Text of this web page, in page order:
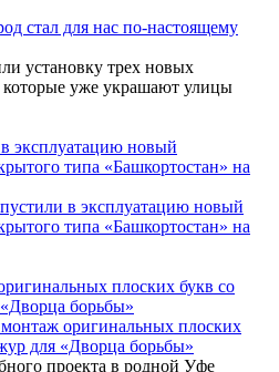
стал для нас по-настоящему
установку трех новых
уже украшают улицы
в эксплуатацию новый
типа «Башкортостан» на
оригинальных плоских
для «Дворца борьбы»
проекта в родной Уфе